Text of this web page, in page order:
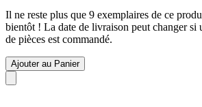
Il ne reste plus que 9 exemplaires de ce
bientôt ! La date de livraison peut changer si
de pièces est commandé.
Ajouter au Panier